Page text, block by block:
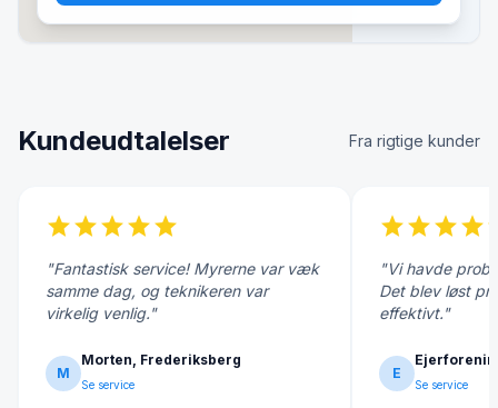
Kundeudtalelser Fra rigtige kunder
starstarstarstarstar
"Fantastisk service! Myrerne var væk
samme dag, og teknikeren var
virkelig venlig."
M
Morten, Frederiksberg
Se service
starstarstarstar
"Vi havde
Det blev løst
effektivt."
E
Se service